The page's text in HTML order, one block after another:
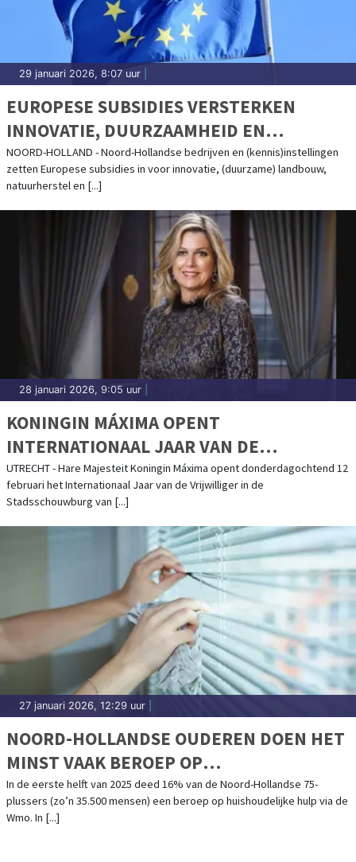
29 januari 2026, 8:07 uur
EUROPESE SUBSIDIES VERSTERKEN
INNOVATIE, DUURZAAMHEID EN
LANDBOUW IN NOORD-HOLLAND
NOORD-HOLLAND - Noord-Hollandse bedrijven en (kennis)instellingen
zetten Europese subsidies in voor innovatie, (duurzame) landbouw,
natuurherstel en [...]
28 januari 2026, 9:05 uur
KONINGIN MÁXIMA OPENT
INTERNATIONAAL JAAR VAN DE
VRIJWILLIGER
UTRECHT - Hare Majesteit Koningin Máxima opent donderdagochtend 12
februari het Internationaal Jaar van de Vrijwilliger in de
Stadsschouwburg van [...]
27 januari 2026, 12:29 uur
NOORD-HOLLANDSE OUDEREN DOEN HET
MINST VAAK BEROEP OP
HUISHOUDELIJKE HULP VIA WMO
In de eerste helft van 2025 deed 16% van de Noord-Hollandse 75-
plussers (zo’n 35.500 mensen) een beroep op huishoudelijke hulp via de
Wmo. In [...]